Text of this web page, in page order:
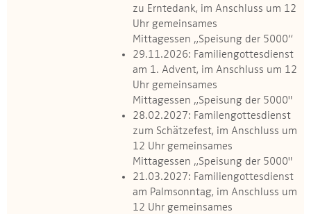
zu Erntedank, im Anschluss um 12
Uhr gemeinsames
Mittagessen „Speisung der 5000“
29.11.2026: Familiengottesdienst
am 1. Advent, im Anschluss um 12
Uhr gemeinsames
Mittagessen „Speisung der 5000"
28.02.2027: Familengottesdienst
zum Schätzefest, im Anschluss um
12 Uhr gemeinsames
Mittagessen „Speisung der 5000"
21.03.2027: Familiengottesdienst
am Palmsonntag, im Anschluss um
12 Uhr gemeinsames